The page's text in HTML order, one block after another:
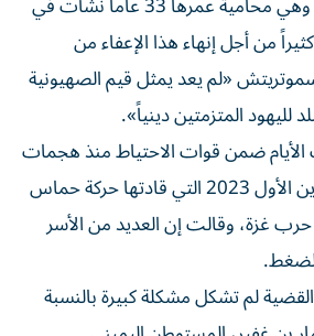
من أجل إنهاء هذا الإعفاء ‌من
«لم ‌يعد يمثل قيم الصهيونية
لليهود المتزمتين دينياً».
ضمن قوات الاحتياط منذ هجمات
السابع من أكتوبر/ تشرين الأول 2023 التي قادتها حركة حماس
غزة، ‌وقالت إن العديد من الأسر
لم تشكل مشكلة كبيرة بالنسبة